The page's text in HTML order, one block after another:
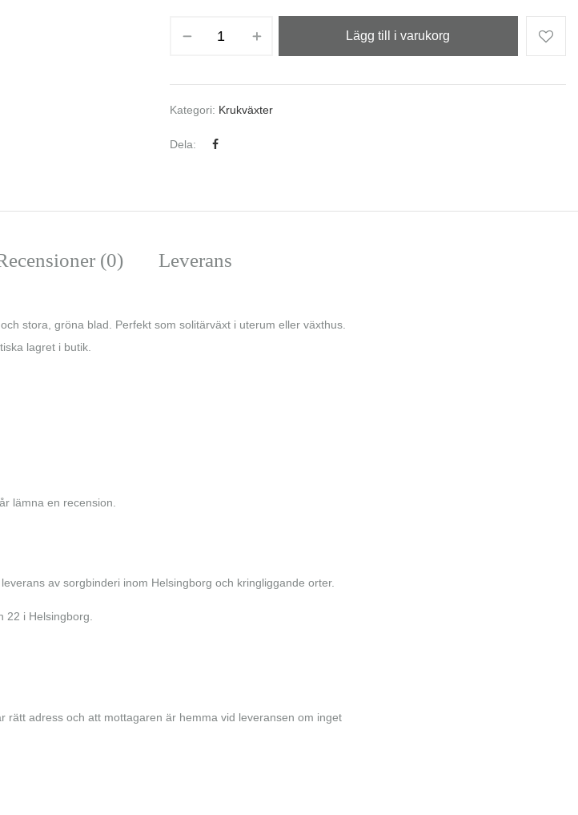
Lägg till i varukorg
Kategori: Krukväxter
Dela:
(0) Leverans
stora, gröna blad. Perfekt som solitärväxt i uterum eller växthus.
lagret i butik.
lämna en recension.
av sorgbinderi inom Helsingborg och kringliggande orter.
22 i Helsingborg.
rätt adress och att mottagaren är hemma vid leveransen om inget